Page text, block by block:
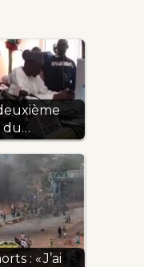
du…
: « J’ai